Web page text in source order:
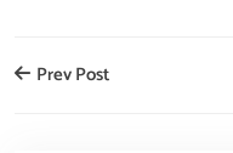
Prev Post